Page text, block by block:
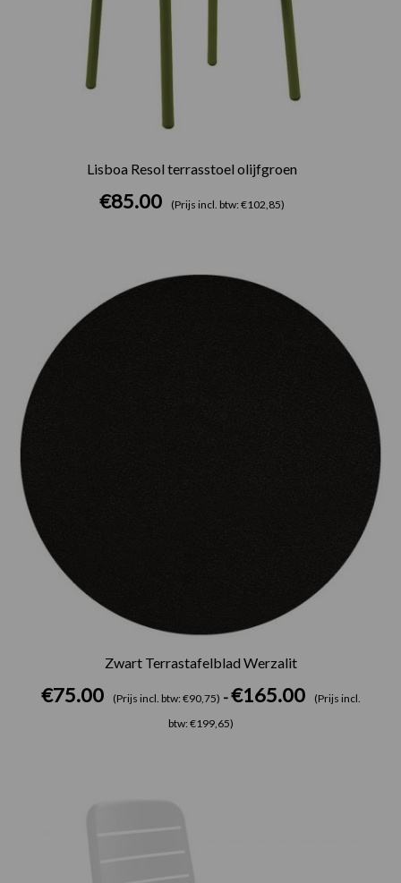
Lisboa Resol terrasstoel olijfgroen
€85.00 (Prijs incl. btw: €102,85)
Zwart Terrastafelblad Werzalit
€75.00 (Prijs incl. btw: €90,75) - €165.00
(Prijs incl.
btw: €199,65)
Prijsklasse: